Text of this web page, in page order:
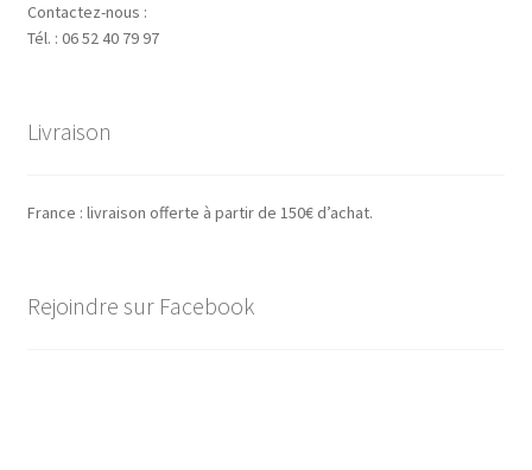
Contactez-nous :
Tél. : 06 52 40 79 97
Livraison
France : livraison offerte à partir de 150€ d’achat.
Rejoindre sur Facebook